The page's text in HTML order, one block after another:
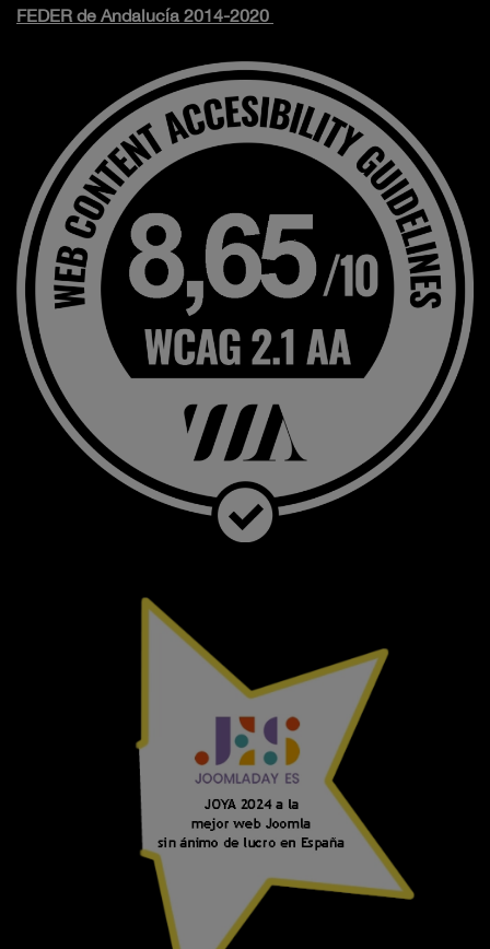
FEDER de Andalucía 2014-2020